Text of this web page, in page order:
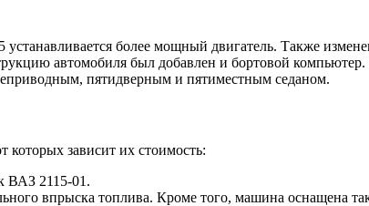
более мощный двигатель. Также
автомобиля был добавлен и бортовой
пятидверным и пятиместным седаном.
которых зависит их стоимость:
ВАЗ 2115-01.
впрыска топлива. Кроме того, машина оснащена